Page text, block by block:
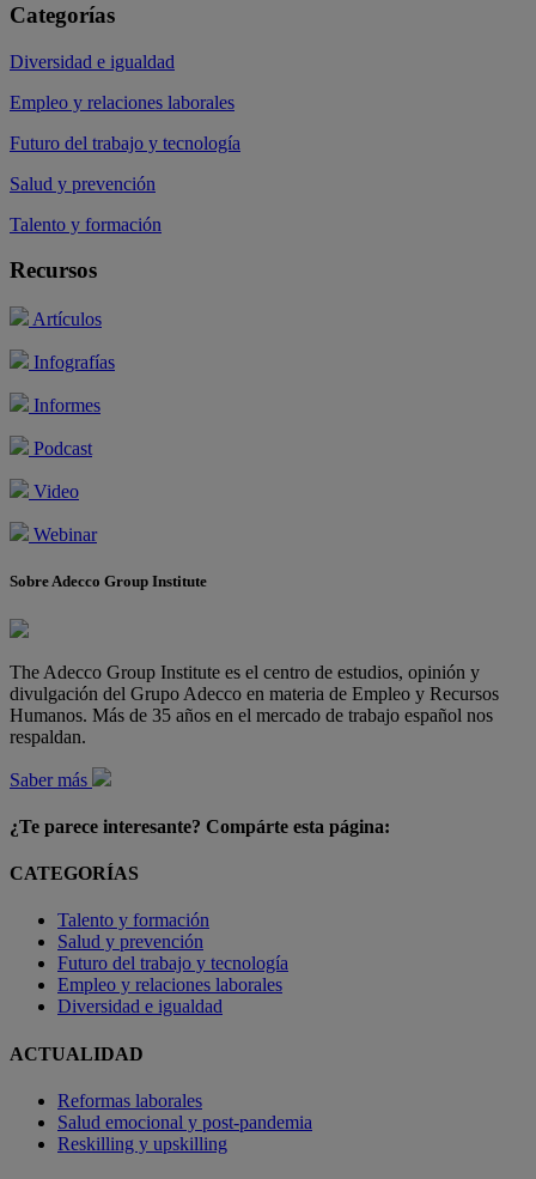
Categorías
Diversidad e igualdad
Empleo y relaciones laborales
Futuro del trabajo y tecnología
Salud y prevención
Talento y formación
Recursos
Artículos
Infografías
Informes
Podcast
Video
Webinar
Sobre Adecco Group Institute
The Adecco Group Institute es el centro de estudios, opinión y
divulgación del Grupo Adecco en materia de Empleo y Recursos
Humanos. Más de 35 años en el mercado de trabajo español nos
respaldan.
Saber más
¿Te parece interesante? Compárte esta página:
CATEGORÍAS
Talento y formación
Salud y prevención
Futuro del trabajo y tecnología
Empleo y relaciones laborales
Diversidad e igualdad
ACTUALIDAD
Reformas laborales
Salud emocional y post-pandemia
Reskilling y upskilling